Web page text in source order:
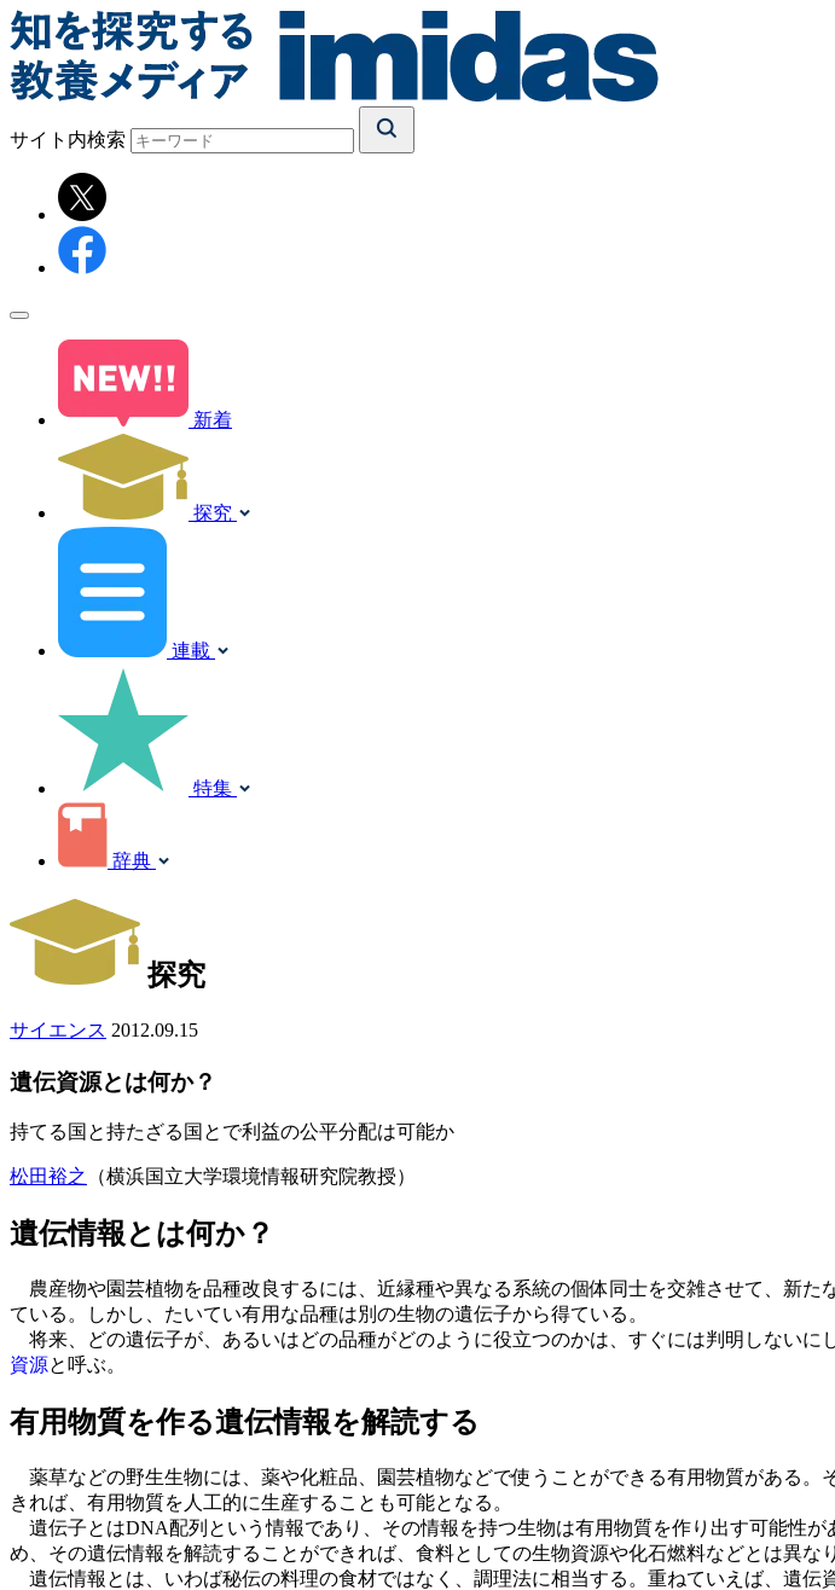
サイト内検索
新着
探究
連載
特集
辞典
探究
サイエンス 2012.09.15
遺伝資源とは何か？
持てる国と持たざる国とで利益の公平分配は可能か
松田裕之 （横浜国立大学環境情報研究院教授）
遺伝情報とは何か？
農産物や園芸植物を品種改良するには、近縁種や異なる系統の個体同士を交雑させて、新
ている。しかし、たいてい有用な品種は別の生物の遺伝子から得ている。
将来、どの遺伝子が、あるいはどの品種がどのように役立つのかは、すぐには判明しない
資源と呼ぶ。
有用物質を作る遺伝情報を解読する
薬草などの野生生物には、薬や化粧品、園芸植物などで使うことができる有用物質がある
きれば、有用物質を人工的に生産することも可能となる。
遺伝子とはDNA配列という情報であり、その情報を持つ生物は有用物質を作り出す可能性
め、その遺伝情報を解読することができれば、食料としての生物資源や化石燃料などとは異
遺伝情報とは、いわば秘伝の料理の食材ではなく、調理法に相当する。重ねていえば、遺